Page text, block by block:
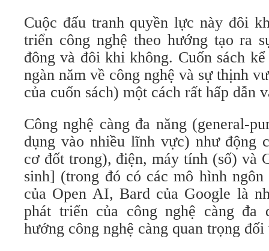
Cuộc đấu tranh quyền lực này đôi
triển công nghệ theo hướng tạo ra
đông và đôi khi không. Cuốn sách
ngàn năm về công nghệ và sự thịnh
của cuốn sách) một cách rất hấp dẫn
Công nghệ càng đa năng (general-
dụng vào nhiều lĩnh vực) như động
cơ đốt trong), điện, máy tính (số) và
sinh] (trong đó có các mô hình
của Open AI, Bard của Google là
phát triển của công nghệ càng đa
hướng công nghệ càng quan trọng